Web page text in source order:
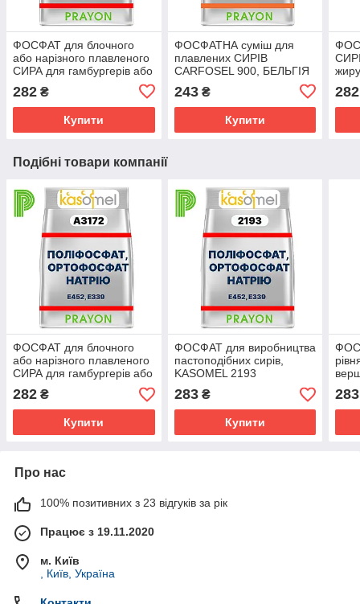
ФОСФАТ для блочного
або нарізного плавленого
СИРА для гамбургерів або
3172
282 ₴
Купити
ФОСФАТНА суміш для
плавлених CИРІВ
CARFOSEL 900, БЕЛЬГІЯ
243₴
Купити
282
Подібні товари компанії
ФОСФАТ для блочного
або нарізного плавленого
СИРА для гамбургерів або
сендвічів KASOMEL А
3172
282 ₴
Купити
ФОСФАТ для виробництва
пастоподібних сирів,
KASOMEL 2193
плавлений, PRAYON,
Бельгія
283₴
Купити
283
Про нас
100% позитивних з 23 відгуків за рік
Працює з 19.11.2020
м. Київ
, Київ, Україна